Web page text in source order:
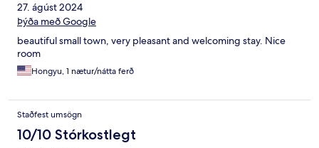
27. ágúst 2024
Þýða með Google
beautiful small town, very pleasant and welcoming stay. Nice
room
Hongyu, 1 nætur/nátta ferð
Staðfest umsögn
10/10 Stórkostlegt